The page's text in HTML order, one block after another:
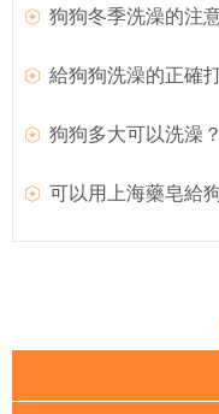
狗狗多大可以洗澡？